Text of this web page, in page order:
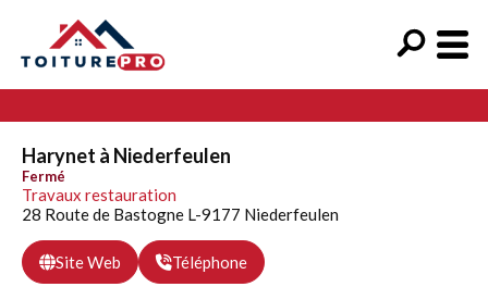
Harynet à Niederfeulen
Fermé
Travaux restauration
28 Route de Bastogne L-9177 Niederfeulen
Site Web Téléphone